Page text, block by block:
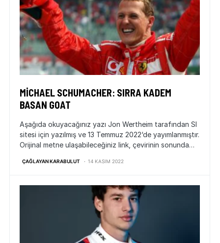
MICHAEL SCHUMACHER: SIRRA KADEM
BASAN GOAT
Aşağıda okuyacağınız yazı Jon Wertheim tarafından SI
sitesi için yazılmış ve 13 Temmuz 2022‘de yayımlanmıştır.
Orijinal metne ulaşabileceğiniz link, çevirinin sonunda…
ÇAĞLAYAN KARABULUT 14 KASIM 2022